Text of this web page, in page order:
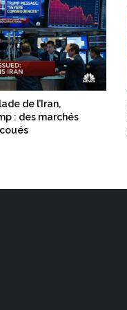
de l’Iran,
: des marchés